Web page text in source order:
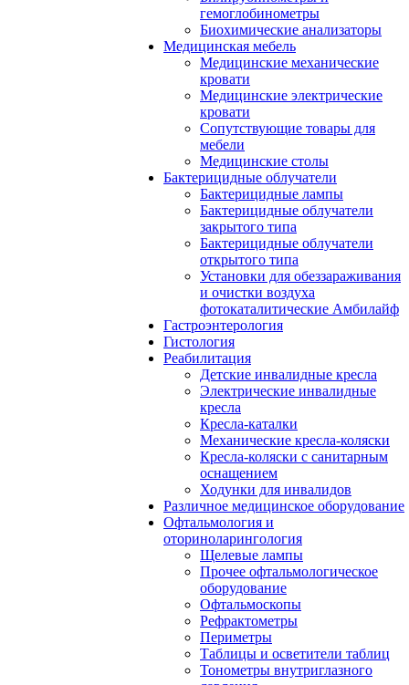
гемоглобинометры
Биохимические анализаторы
Медицинская мебель
Медицинские механические
кровати
Медицинские электрические
кровати
Сопутствующие товары для
мебели
Медицинские столы
Бактерицидные облучатели
Бактерицидные лампы
Бактерицидные облучатели
закрытого типа
Бактерицидные облучатели
открытого типа
Установки для обеззараживания
и очистки воздуха
фотокаталитические Амбилайф
Гастроэнтерология
Гистология
Реабилитация
Детские инвалидные кресла
Электрические инвалидные
кресла
Кресла-каталки
Механические кресла-коляски
Кресла-коляски с санитарным
оснащением
Ходунки для инвалидов
Различное медицинское оборудование
Офтальмология и
оториноларингология
Щелевые лампы
Прочее офтальмологическое
оборудование
Офтальмоскопы
Рефрактометры
Периметры
Таблицы и осветители таблиц
Тонометры внутриглазного